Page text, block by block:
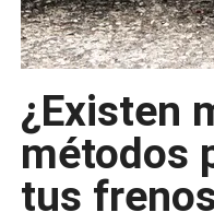
¿Existen
métodos
tus